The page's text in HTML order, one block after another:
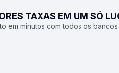
TAXAS EM UM SÓ
em minutos com todos os